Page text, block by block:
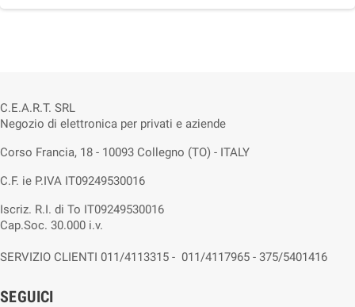
C.E.A.R.T. SRL
Negozio di elettronica per privati e aziende
Corso Francia, 18 - 10093 Collegno (TO) - ITALY
C.F. ie P.IVA IT09249530016
Iscriz. R.I. di To IT09249530016
Cap.Soc. 30.000 i.v.
SERVIZIO CLIENTI 011/4113315 - 011/4117965 - 375/5401416
SEGUICI